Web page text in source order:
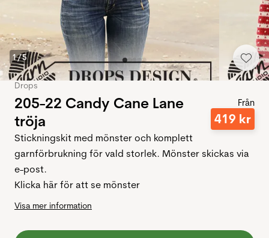
1/5
Drops
205-22 Candy Cane Lane
tröja
Från
419 kr
Stickningskit med mönster och komplett
garnförbrukning för vald storlek. Mönster skickas via
e-post.
Klicka här för att se mönster
Visa mer information